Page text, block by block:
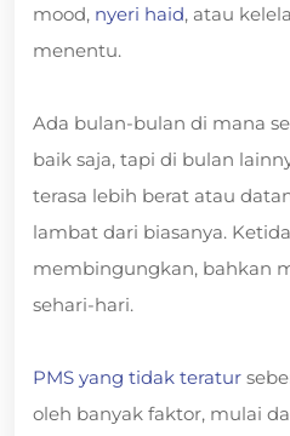
mood, nyeri haid, atau
menentu.
Ada bulan-bulan di mana
baik saja, tapi di bulan
terasa lebih berat atau
lambat dari biasanya.
membingungkan, bahkan
sehari-hari.
PMS yang tidak teratur
oleh banyak faktor, mulai